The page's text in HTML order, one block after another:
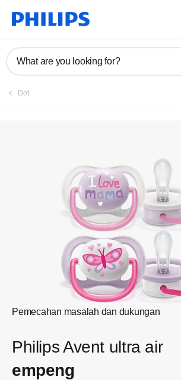
What are you looking for?
Dot
Pemecahan masalah dan dukungan
Philips Avent ultra air
empeng
Daftarkan produk